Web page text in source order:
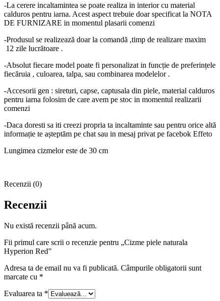
-La cerere incaltamintea se poate realiza in interior cu material
calduros pentru iarna. Acest aspect trebuie doar specificat la NOTA
DE FURNIZARE in momentul plasarii comenzi
-Produsul se realizează doar la comandă ,timp de realizare maxim
12 zile lucrătoare .
-Absolut fiecare model poate fi personalizat in funcție de preferințele
fiecăruia , culoarea, talpa, sau combinarea modelelor .
-Accesorii gen : sireturi, capse, captusala din piele, material calduros
pentru iarna folosim de care avem pe stoc in momentul realizarii
comenzi
-Daca doresti sa iti creezi propria ta incaltaminte sau pentru orice altă
informație te așteptăm pe chat sau in mesaj privat pe facebok Effeto
Lungimea cizmelor este de 30 cm
Recenzii (0)
Recenzii
Nu există recenzii până acum.
Fii primul care scrii o recenzie pentru „Cizme piele naturala
Hyperion Red”
Adresa ta de email nu va fi publicată. Câmpurile obligatorii sunt
marcate cu *
Evaluarea ta *